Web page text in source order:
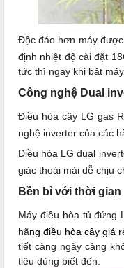
Độc đáo hơn máy
định nhiệt độ cài đặt
tức thì ngay khi bật
Công nghệ Dual
Điều hòa cây LG gas
nghệ inverter của các
Điều hòa LG dual
giác thoải mái dễ chịu
Bền bỉ với thời gian
Máy điều hòa tủ đứng
hãng điều hòa cây giá
tiết càng ngày càng
tiêu dùng biết đến.